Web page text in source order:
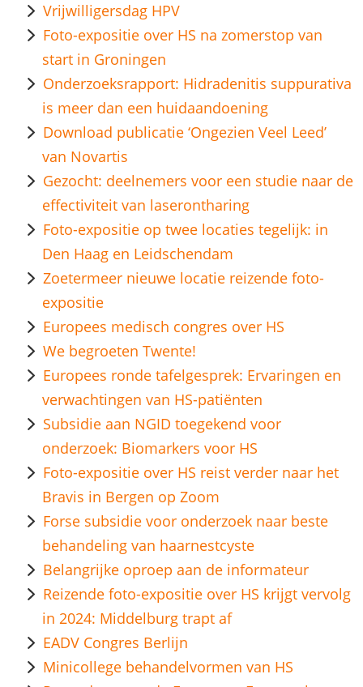
Vrijwilligersdag HPV
Foto-expositie over HS na zomerstop van
start in Groningen
Onderzoeksrapport: Hidradenitis suppurativa
is meer dan een huidaandoening
Download publicatie ‘Ongezien Veel Leed’
van Novartis
Gezocht: deelnemers voor een studie naar de
effectiviteit van laserontharing
Foto-expositie op twee locaties tegelijk: in
Den Haag en Leidschendam
Zoetermeer nieuwe locatie reizende foto-
expositie
Europees medisch congres over HS
We begroeten Twente!
Europees ronde tafelgesprek: Ervaringen en
verwachtingen van HS-patiënten
Subsidie aan NGID toegekend voor
onderzoek: Biomarkers voor HS
Foto-expositie over HS reist verder naar het
Bravis in Bergen op Zoom
Forse subsidie voor onderzoek naar beste
behandeling van haarnestcyste
Belangrijke oproep aan de informateur
Reizende foto-expositie over HS krijgt vervolg
in 2024: Middelburg trapt af
EADV Congres Berlijn
Minicollege behandelvormen van HS